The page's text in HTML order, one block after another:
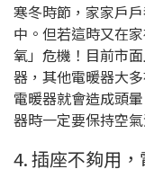
寒冬時節，家家戶
中。但若這時又在
氧」危機！目前市
器，其他電暖器大
電暖器就會造成頭
器時一定要保持空
4. 插座不夠用